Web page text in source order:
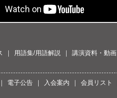
用語集/用語解説
講演資料・動画
電子公告 入会案内
会員リスト